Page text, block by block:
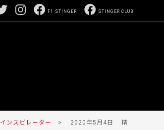
STINGER CLUB
F1 STINGER
インスピレーター > 2020年5月4日 精